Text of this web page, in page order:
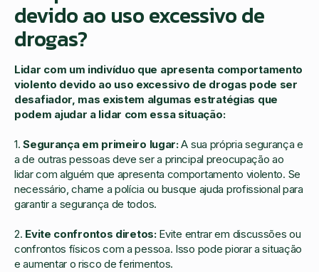
devido ao uso excessivo de
drogas?
Lidar com um indivíduo que apresenta comportamento
violento devido ao uso excessivo de drogas pode ser
desafiador, mas existem algumas estratégias que
podem ajudar a lidar com essa situação:
1.Segurança em primeiro lugar:A sua própria segurança e
a de outras pessoas deve ser a principal preocupação ao
lidar com alguém que apresenta comportamento violento. Se
necessário, chame a polícia ou busque ajuda profissional para
garantir a segurança de todos.
2. Evite confrontos diretos:Evite entrar em discussões ou
confrontos físicos com a pessoa. Isso pode piorar a situação
e aumentar o risco de ferimentos.